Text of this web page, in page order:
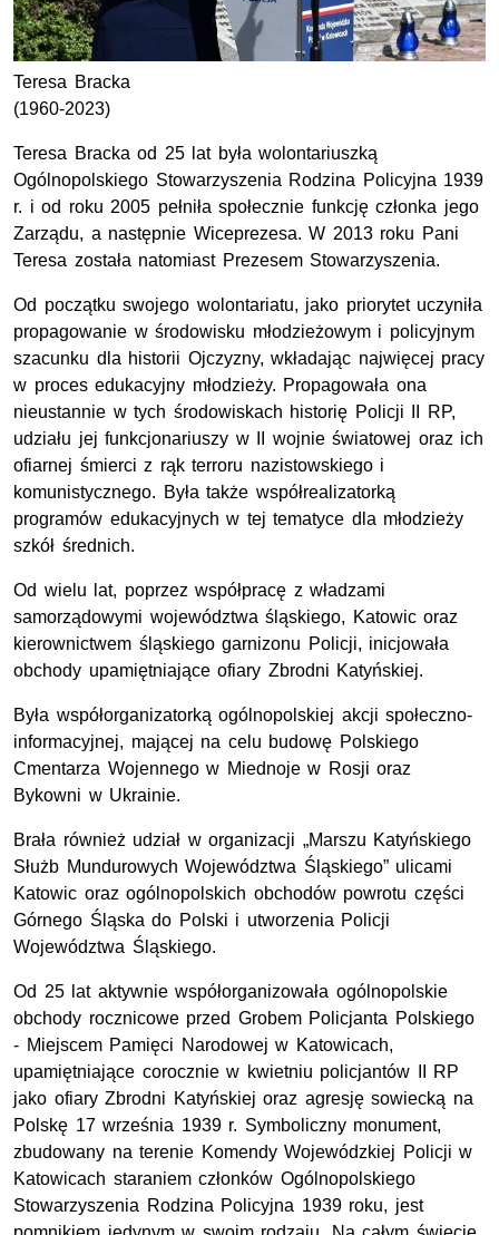
Teresa Bracka
(1960-2023)
Teresa Bracka od 25 lat była wolontariuszką
Ogólnopolskiego Stowarzyszenia Rodzina Policyjna 1939
r. i od roku 2005 pełniła społecznie funkcję członka jego
Zarządu, a następnie Wiceprezesa. W 2013 roku Pani
Teresa została natomiast Prezesem Stowarzyszenia.
Od początku swojego wolontariatu, jako priorytet uczyniła
propagowanie w środowisku młodzieżowym i policyjnym
szacunku dla historii Ojczyzny, wkładając najwięcej pracy
w proces edukacyjny młodzieży. Propagowała ona
nieustannie w tych środowiskach historię Policji II
RP,
udziału jej funkcjonariuszy w II wojnie światowej oraz ich
ofiarnej śmierci z rąk terroru nazistowskiego i
komunistycznego. Była także współrealizatorką
programów edukacyjnych w tej tematyce dla młodzieży
szkół średnich.
Od wielu lat, poprzez współpracę z władzami
samorządowymi województwa śląskiego, Katowic oraz
kierownictwem śląskiego garnizonu Policji, inicjowała
obchody upamiętniające ofiary Zbrodni Katyńskiej.
Była współorganizatorką ogólnopolskiej akcji społeczno-
informacyjnej, mającej na celu budowę Polskiego
Cmentarza Wojennego w Miednoje w Rosji oraz
Bykowni w Ukrainie.
Brała również udział w organizacji „Marszu Katyńskiego
Służb Mundurowych Województwa Śląskiego” ulicami
Katowic oraz ogólnopolskich obchodów powrotu części
Górnego Śląska do Polski i utworzenia Policji
Województwa Śląskiego.
Od 25 lat aktywnie współorganizowała ogólnopolskie
obchody rocznicowe przed Grobem Policjanta Polskiego
- Miejscem Pamięci Narodowej w Katowicach,
upamiętniające corocznie w kwietniu policjantów II RP
jako ofiary Zbrodni Katyńskiej oraz agresję sowiecką na
Polskę 17 września 1939 r. Symboliczny monument,
zbudowany na terenie Komendy Wojewódzkiej Policji w
Katowicach staraniem członków Ogólnopolskiego
Stowarzyszenia Rodzina Policyjna 1939 roku, jest